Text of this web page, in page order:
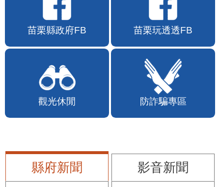
苗栗縣政府FB 苗栗玩透透FB
觀光休閒 防詐騙專區
縣府新聞
影音新聞